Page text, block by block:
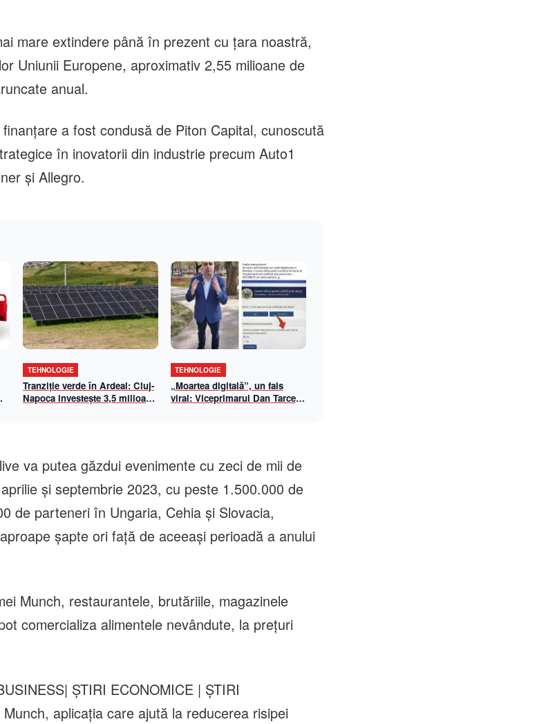
mare extindere până în prezent cu țara noastră,
Uniunii Europene, aproximativ 2,55 milioane de
anual.
a fost condusă de Piton Capital, cunoscută
în inovatorii din industrie precum Auto1
și Allegro.
TEHNOLOGIE
Tranziție verde în Ardeal: Cluj-
Napoca investește 3,5 milioane
TEHNOLOGIE
„Moartea digitală”, un fals
viral: Viceprimarul Dan Tarcea
va putea găzdui evenimente cu zeci de mii de
și septembrie 2023, cu peste 1.500.000 de
de parteneri în Ungaria, Cehia și Slovacia,
șapte ori față de aceeași perioadă a anului
Munch, restaurantele, brutăriile, magazinele
comercializa alimentele nevândute, la prețuri
ȘTIRI ECONOMICE | ȘTIRI
aplicația care ajută la reducerea risipei